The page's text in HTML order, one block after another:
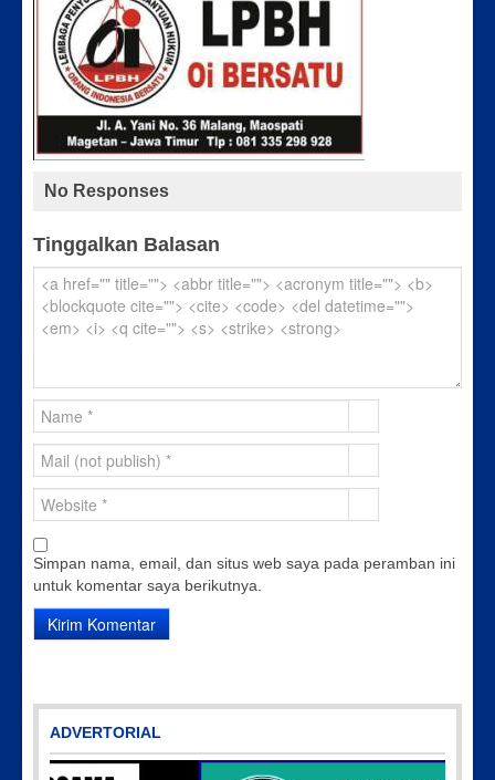
No Responses
Tinggalkan Balasan
Simpan nama, email, dan situs web saya pada peramban ini
untuk komentar saya berikutnya.
ADVERTORIAL